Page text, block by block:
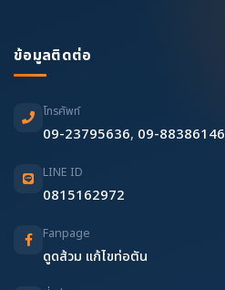
ข้อมูลติดต่อ
โทรศัพท์
09-23795636, 09-88386146
LINE ID
0815162972
Fanpage
ดูดส้วม แก้ไขท่อตัน